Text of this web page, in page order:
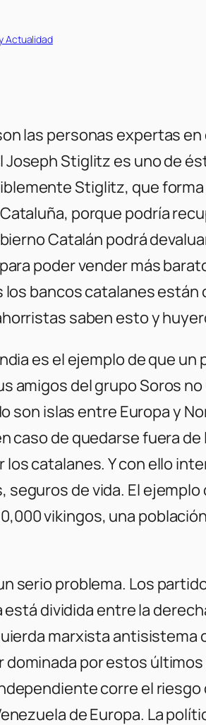
Actualidad
las personas expertas
Stiglitz es uno de
Stiglitz, que
porque podría
Catalán podrá
poder vender más
los bancos catalanes
saben esto y
es el ejemplo de que
amigos del grupo Soros
son islas entre Europa y
caso de quedarse fuera
los catalanes. Y con ello
de vida. El
vikingos, una
serio problema. Los
dividida entre la
marxista antisistema
por estos
corre el
de Europa. La